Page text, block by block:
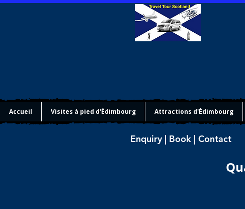
Accueil Visites à pied d'Édimbourg Attractions d'Édimbourg
Enquiry | Book | Contact